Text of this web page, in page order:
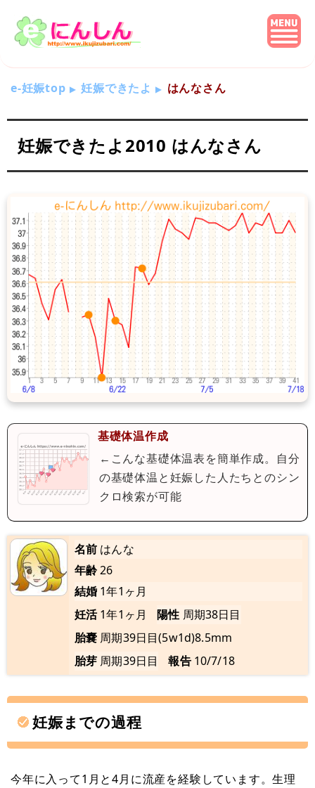
e-妊娠top 妊娠できたよ はんなさん
妊娠できたよ2010 はんなさん
基礎体温作成
←こんな基礎体温表を簡単作成。自分
の基礎体温と妊娠した人たちとのシン
クロ検索が可能
名前 はんな
年齢26
結婚 1年1ヶ月
妊活 1年1ヶ月 陽性 周期38日目
胎嚢 周期39日目(5w1d)8.5mm
胎芽 周期39日目 報告 10/7/18
妊娠までの過程
今年に入って1月と4月に流産を経験しています。生理